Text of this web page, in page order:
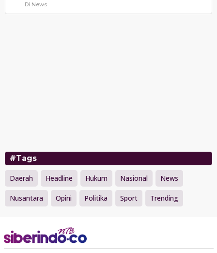
Di News
#Tags
Daerah Headline Hukum Nasional News
Nusantara Opini Politika Sport Trending